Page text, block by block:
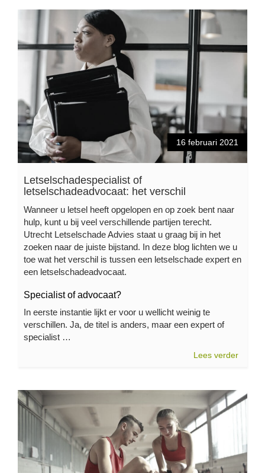
16 februari 2021
Letselschadespecialist of
letselschadeadvocaat: het verschil
Wanneer u letsel heeft opgelopen en op zoek bent naar
hulp, kunt u bij veel verschillende partijen terecht.
Utrecht Letselschade Advies staat u graag bij in het
zoeken naar de juiste bijstand. In deze blog lichten we u
toe wat het verschil is tussen een letselschade expert en
een letselschadeadvocaat.
Specialist of advocaat?
In eerste instantie lijkt er voor u wellicht weinig te
verschillen. Ja, de titel is anders, maar een expert of
specialist …
Lees verder